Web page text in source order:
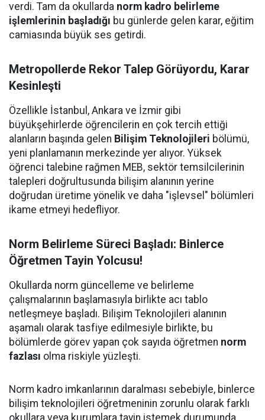
verdi. Tam da okullarda norm kadro belirleme
işlemlerinin başladığı bu günlerde gelen karar, eğitim
camiasında büyük ses getirdi.
Metropollerde Rekor Talep Görüyordu, Karar
Kesinleşti
Özellikle İstanbul, Ankara ve İzmir gibi
büyükşehirlerde öğrencilerin en çok tercih ettiği
alanların başında gelen Bilişim Teknolojileri bölümü,
yeni planlamanın merkezinde yer alıyor. Yüksek
öğrenci talebine rağmen MEB, sektör temsilcilerinin
talepleri doğrultusunda bilişim alanının yerine
doğrudan üretime yönelik ve daha "işlevsel" bölümleri
ikame etmeyi hedefliyor.
Norm Belirleme Süreci Başladı: Binlerce
Öğretmen Tayin Yolcusu!
Okullarda norm güncelleme ve belirleme
çalışmalarının başlamasıyla birlikte acı tablo
netleşmeye başladı. Bilişim Teknolojileri alanının
aşamalı olarak tasfiye edilmesiyle birlikte, bu
bölümlerde görev yapan çok sayıda öğretmen norm
fazlası olma riskiyle yüzleşti.
Norm kadro imkanlarının daralması sebebiyle, binlerce
bilişim teknolojileri öğretmeninin zorunlu olarak farklı
okullara veya kurumlara tayin istemek durumunda